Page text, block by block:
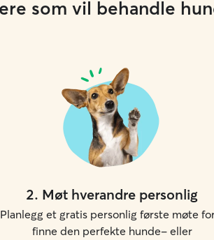
som vil behandle
2. Møt hverandre personlig
Planlegg et gratis personlig første møte
finne den perfekte hunde- eller